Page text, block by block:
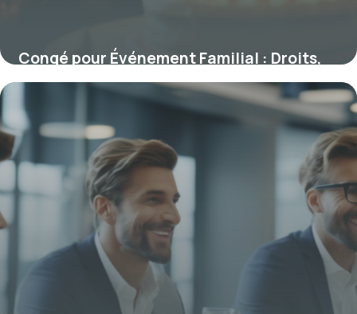
Congé pour Événement Familial : Droits,
Durée et Conditions clés
2 février 2026